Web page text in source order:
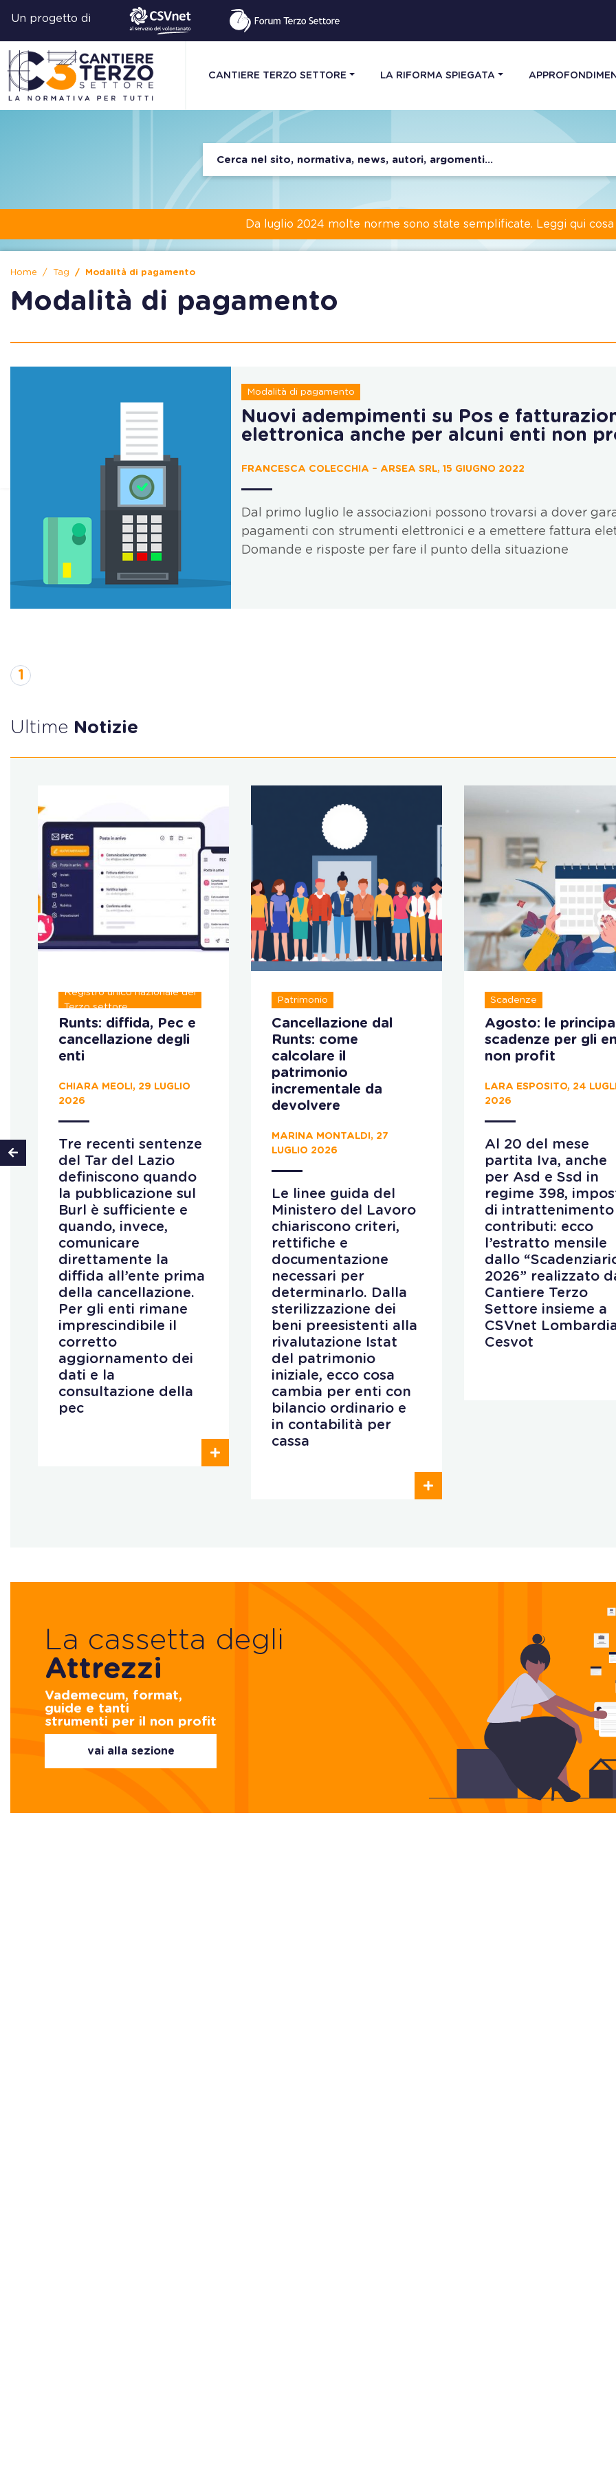
Un progetto di
CANTIERE TERZO SETTORE LA RIFORMA SPIEGATA
Da luglio 2024 molte norme sono state semplificate. Leggi qui
Home Tag Modalità di pagamento
Modalità di pagamento
Modalità di pagamento
Nuovi adempimenti su Pos e
elettronica anche per alcuni enti non
FRANCESCA COLECCHIA – ARSEA SRL, 15 GIUGNO 2022
Dal primo luglio le associazioni possono trovarsi a dover
pagamenti con strumenti elettronici e a emettere fattura
Domande e risposte per fare il punto della situazione
1
Ultime Notizie
Registro unico nazionale del
Terzo settore
Runts: diffida, Pec e
cancellazione degli
enti
CHIARA MEOLI, 29 LUGLIO
2026
Tre recenti sentenze
del Tar del Lazio
definiscono quando
la pubblicazione sul
Burl è sufficiente e
quando, invece,
comunicare
direttamente la
diffida all’ente prima
della cancellazione.
Per gli enti rimane
imprescindibile il
corretto
aggiornamento dei
dati e la
consultazione della
pec
Patrimonio
Cancellazione dal
Runts: come
calcolare il
patrimonio
incrementale da
devolvere
MARINA MONTALDI, 27
LUGLIO 2026
Le linee guida del
Ministero del Lavoro
chiariscono criteri,
rettifiche e
documentazione
necessari per
determinarlo. Dalla
sterilizzazione dei
beni preesistenti alla
rivalutazione Istat
del patrimonio
iniziale, ecco cosa
cambia per enti con
bilancio ordinario e
in contabilità per
cassa
Scadenze
Agosto: le
scadenze per gli
non profit
LARA ESPOSITO, 24
2026
Al 20 del mese
partita Iva, anche
per Asd e Ssd in
regime 398,
di intrattenimento
contributi: ecco
l’estratto mensile
dallo
2026” realizzato
Cantiere Terzo
Settore insieme a
CSVnet
Cesvot
La cassetta degli
Attrezzi
Vademecum, format,
guide e tanti
strumenti per il non profit
vai alla sezione